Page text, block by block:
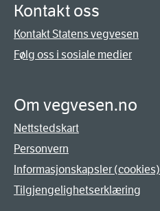
Kontakt oss
Kontakt Statens vegvesen
Følg oss i sosiale medier
Om vegvesen.no
Nettstedskart
Personvern
Informasjonskapsler (cookies)
Tilgjengelighetserklæring